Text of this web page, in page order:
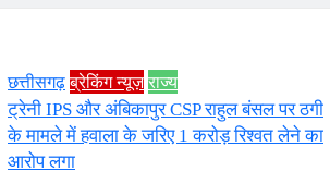
छत्तीसगढ़ब्रेकिंग न्यूज़राज्य
ट्रेनी IPS और अंबिकापुर CSP राहुल बंसल पर ठगी
के मामले में हवाला के जरिए 1 करोड़ रिश्वत लेने का
आरोप लगा